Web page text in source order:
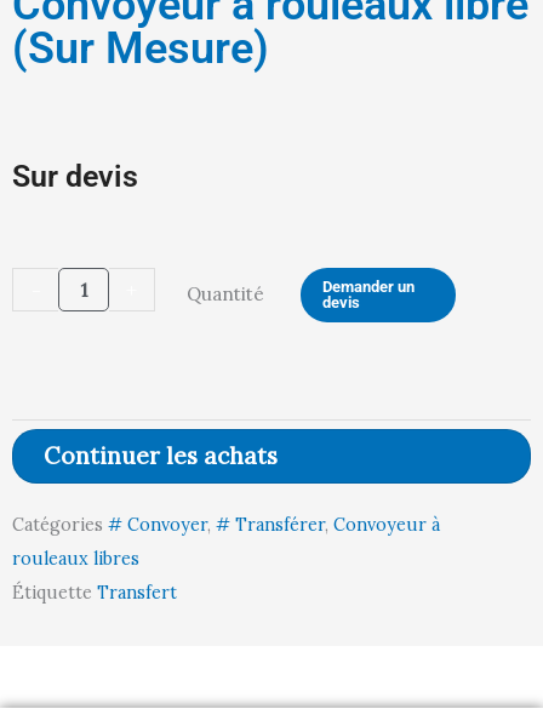
(Sur Mesure)
Sur devis
quantité
de
rouleaux
libre
Mesure)
Quantité
Demander un
devis
Continuer les achats
Catégories # Convoyer, # Transférer, Convoyeur à
rouleaux libres
Étiquette Transfert